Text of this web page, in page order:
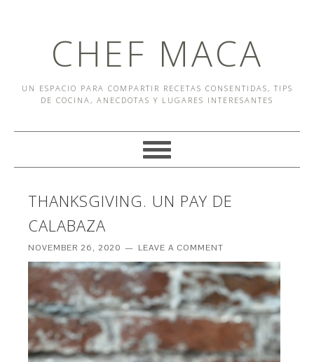
CHEF MACA
UN ESPACIO PARA COMPARTIR RECETAS CONSENTIDAS, TIPS
DE COCINA, ANECDOTAS Y LUGARES INTERESANTES
THANKSGIVING. UN PAY DE
CALABAZA
NOVEMBER 26, 2020 LEAVE A COMMENT